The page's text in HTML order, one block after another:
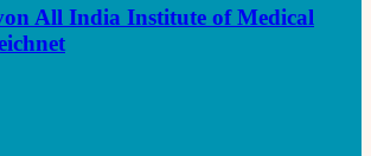
All India Institute of Medical